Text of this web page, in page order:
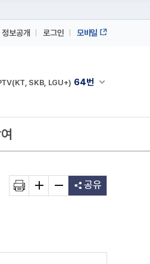
정보공개 로그인 모바일
채널안내 펼쳐
SKB, LGU+) 64번
SKB, LGU+)
공유